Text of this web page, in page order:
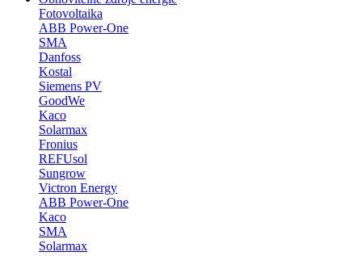
Fotovoltaika
ABB Power-One
SMA
Danfoss
Kostal
Siemens PV
GoodWe
Kaco
Solarmax
Fronius
REFUsol
Sungrow
Victron Energy
ABB Power-One
Kaco
SMA
Solarmax